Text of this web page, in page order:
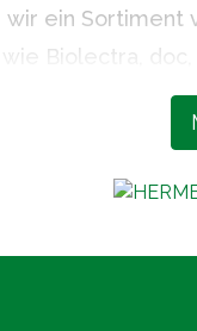
wir ein Sortiment
wie Biolectra,
BRUMM bieten,
und neuesten